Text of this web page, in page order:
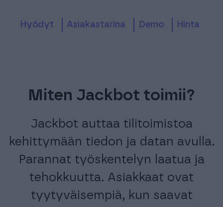
Hyödyt Asiakastarina Demo Hinta
Miten Jackbot toimii?
Jackbot auttaa tilitoimistoa
kehittymään tiedon ja datan avulla.
Parannat työskentelyn laatua ja
tehokkuutta. Asiakkaat ovat
tyytyväisempiä, kun saavat